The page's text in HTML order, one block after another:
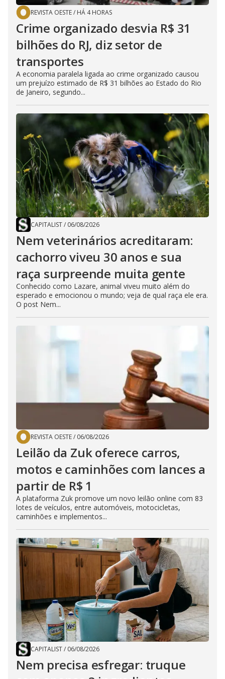
REVISTA OESTE/ HÁ 4 HORAS
Crime organizado desvia R$ 31
bilhões do RJ, diz setor de
transportes
A economia paralela ligada ao crime organizado causou
um prejuízo estimado de R$ 31 bilhões ao Estado do Rio
de Janeiro, segundo...
CAPITALIST/ 06/08/2026
Nem veterinários acreditaram:
cachorro viveu 30 anos e sua
raça surpreende muita gente
Conhecido como Lazare, animal viveu muito além do
esperado e emocionou o mundo; veja de qual raça ele era.
O post Nem...
REVISTA OESTE/ 06/08/2026
Leilão da Zuk oferece carros,
motos e caminhões com lances a
partir de R$ 1
A plataforma Zuk promove um novo leilão online com 83
lotes de veículos, entre automóveis, motocicletas,
caminhões e implementos...
CAPITALIST/ 06/08/2026
Nem precisa esfregar: truque